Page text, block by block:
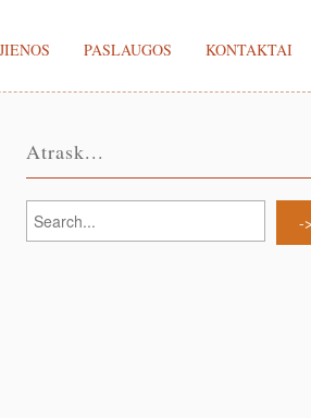
PASLAUGOS KONTAKTAI
Atrask...